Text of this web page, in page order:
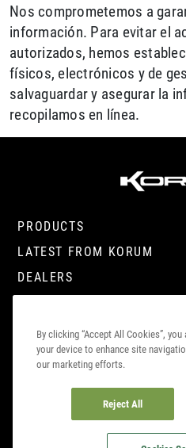
Nos comprometemos a
información. Para evitar el
autorizados, hemos
físicos, electrónicos y de
salvaguardar y asegurar la
recopilamos en línea.
PRODUCTS
LATEST FROM KORUM
DEALERS
RIGHTS
DATA SUBJECT
By clicking “Accept All Cookies”,
your device to enhance site
our marketing efforts.
Reject All